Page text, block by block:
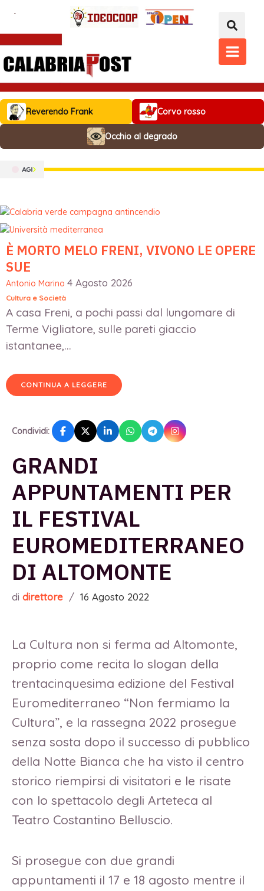
contenuto
MAIN
MENU
Reverendo Frank Corvo rosso
Occhio al degrado
È MORTO MELO FRENI, VIVONO LE OPERE
SUE
Antonio Marino 4 Agosto 2026
Cultura e Società
A casa Freni, a pochi passi dal lungomare di
Terme Vigliatore, sulle pareti giaccio
istantanee,...
CONTINUA A LEGGERE
Condividi:
GRANDI
APPUNTAMENTI PER
IL FESTIVAL
EUROMEDITERRANEO
DI ALTOMONTE
di direttore / 16 Agosto 2022
La Cultura non si ferma ad Altomonte,
proprio come recita lo slogan della
trentacinquesima edizione del Festival
Euromediterraneo “Non fermiamo la
Cultura”, e la rassegna 2022 prosegue
senza sosta dopo il successo di pubblico
della Notte Bianca che ha visto il centro
storico riempirsi di visitatori e le risate
con lo spettacolo degli Arteteca al
Teatro Costantino Belluscio.
Si prosegue con due grandi
appuntamenti il 17 e 18 agosto mentre il